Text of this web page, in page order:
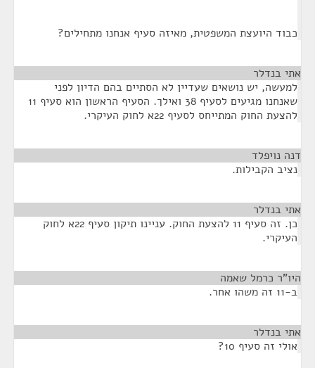
כבוד היועצת המשפטית, מאיזה סעיף אנחנו מתחילים?
אתי בנדלר
למעשה, יש נושאים שעדיין לא הסתיים בהם הדיון לפני
שאנחנו מגיעים לסעיף 38 ואילך. הסעיף הראשון הוא סעיף 11
להצעת החוק המתייחס לסעיף 22א לחוק העיקרי.
דנה נויפלד
נציב הקבילות.
אתי בנדלר
כן. זה סעיף 11 להצעת החוק. עניינו תיקון סעיף 22א לחוק
העיקרי.
היו"ר כרמל שאמה
ב-11 זה משהו אחר.
אתי בנדלר
אולי זה סעיף 10?